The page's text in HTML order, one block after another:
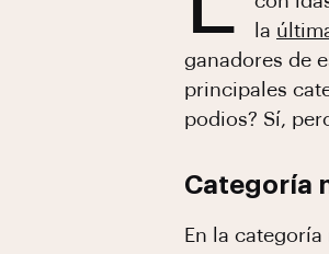
la
ganadores de
principales
podios? Sí,
Categoría
En la